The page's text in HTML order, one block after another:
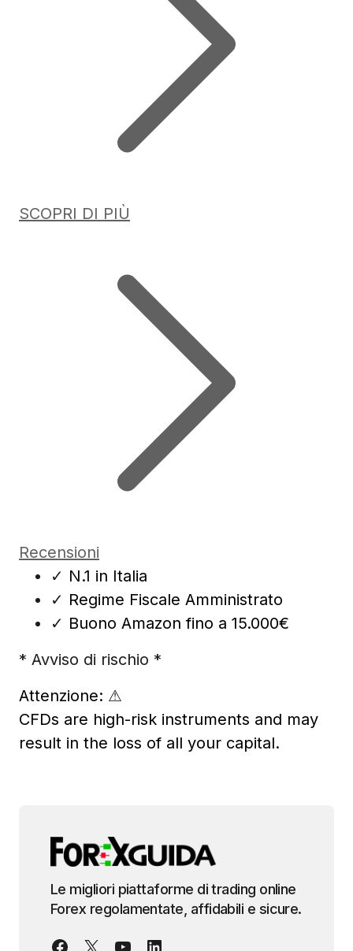
SCOPRI DI PIÙ
Recensioni
✓ N.1 in Italia
✓ Regime Fiscale Amministrato
✓ Buono Amazon fino a 15.000€
* Avviso di rischio *
Attenzione: ⚠
CFDs are high-risk instruments and may
result in the loss of all your capital.
Le migliori piattaforme di trading online
Forex regolamentate, affidabili e sicure.